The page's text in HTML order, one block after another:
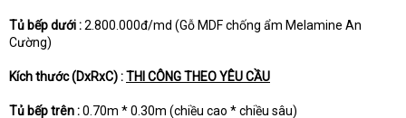
Tủ bếp dưới :2.800.000đ/md (Gỗ MDF chống ẩm Melamine An
Cường)
Kích thước (DxRxC) :THI CÔNG THEO YÊU CẦU
Tủ bếp trên :0.70m * 0.30m (chiều cao * chiều sâu)